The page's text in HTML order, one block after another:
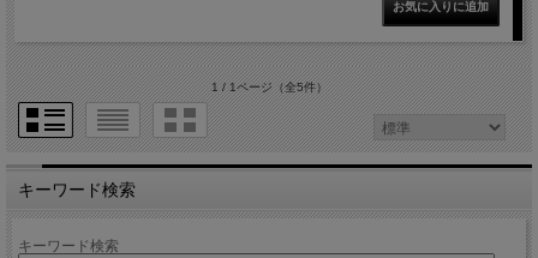
1 / 1ページ（全5件）
キーワード検索
キーワード検索